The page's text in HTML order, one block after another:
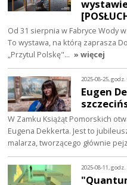
Od 31 sierpnia w Fabryce Wody
To wystawa, na którą zaprasza
„Przytul Polskę"… » więcej
2025-08-25,
Eugen
W Zamku Książąt Pomorskich
Eugena Dekkerta. Jest to
malarza, tworzącego głównie
2025-08-11, godz.